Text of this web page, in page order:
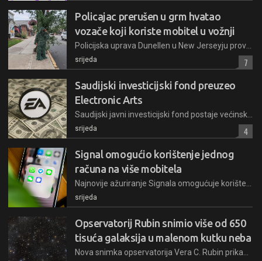
Policajac prerušen u grm hvatao
vozače koji koriste mobitel u vožnji
srijeda 7
Saudijski investicijski fond preuzeo
Electronic Arts
srijeda 4
Signal omogućio korištenje jednog
računa na više mobitela
srijeda
Opservatorij Rubin snimio više od 650
tisuća galaksija u malenom kutku neba